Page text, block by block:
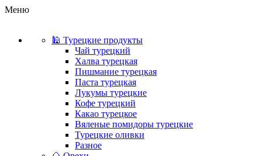
Меню
🕌 Турецкие продукты
Чай турецкий
Халва турецкая
Пишмание турецкая
Паста турецкая
Лукумы турецкие
Кофе турецкий
Какао турецкое
Вяленые помидоры турецкие
Турецкие оливки
Разное